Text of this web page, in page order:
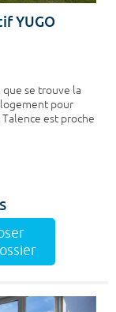
YUGO
que se trouve la
logement pour
est proche